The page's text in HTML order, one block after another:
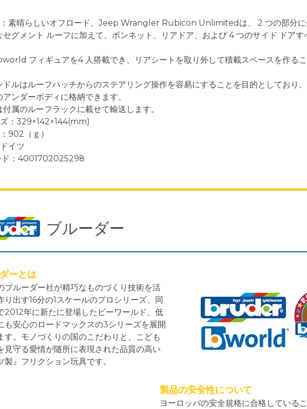
素晴らしいオフロード、Jeep Wrangler Rubicon Unlimitedは、 2 つの部分に
セグメント ルーフに加えて、ボンネット、リアドア、および 4 つのサイド ドアす
フィギュアを4 人搭載でき、リアシートを取り外して積載スペースを作る
ドルはルーフハッチからのステアリング操作を容易にすることを目的としており
ンダーボディに格納できます。
付属のルーフラックに載せて輸送します。
：329×142×144(mm)
902（ｇ）
イツ
ド：4001702025298
ブルーダー
ーとは
ブルーダー社が精巧なものづくり技術を活
り出す16分の1スケールのプロシリーズ、同
2012年に新たに登場したビーワールド、低
も安心のロードマックスの3シリーズを展開
す。モノづくりの国のこだわりと、こども
見守る愛情が随所に表現された品質の高い
製』フリクション玩具です。
製品の安全性について
ヨーロッパの安全規格に合格している